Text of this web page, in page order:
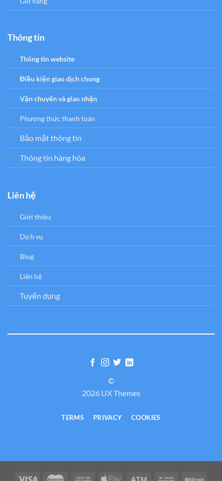
Thông tin
Thông tin website
Điều kiện giao dịch chung
Vận chuyển và giao nhận
Phương thức thanh toán
Bảo mật thông tin
Thông tin hàng hóa
Liên hệ
Giới thiệu
Dịch vụ
Blog
Liên hệ
Tuyển dụng
©
2026 UX Themes
TERMS PRIVACY COOKIES